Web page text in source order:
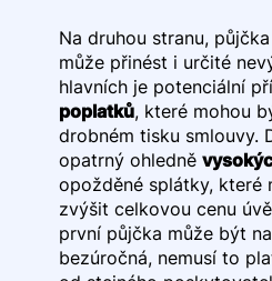
Na druhou stranu,
může přinést i určité
hlavních je potenciální
poplatků, které mohou
drobném tisku smlouvy.
opatrný ohledně
opožděné splátky, které
zvýšit celkovou cenu
první půjčka může být
bezúročná, nemusí to